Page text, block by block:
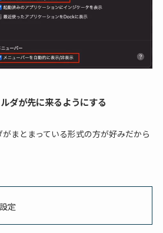
ダが先に来るようにする
まとまっている形式の方が好みだから
定